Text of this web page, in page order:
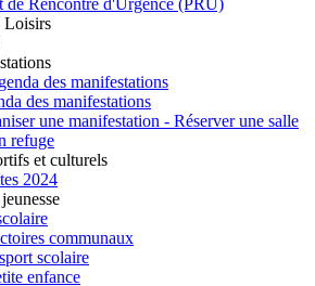
de Rencontre d'Urgence (PRU)
des manifestations
une manifestation - Réserver une salle
refuge
et culturels
2024
communaux
scolaire